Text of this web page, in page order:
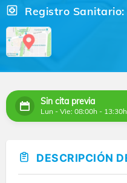
Registro
Sin cita previa
Lun - Vie: 08:00h - 13:30h
DESCRIPCIÓN